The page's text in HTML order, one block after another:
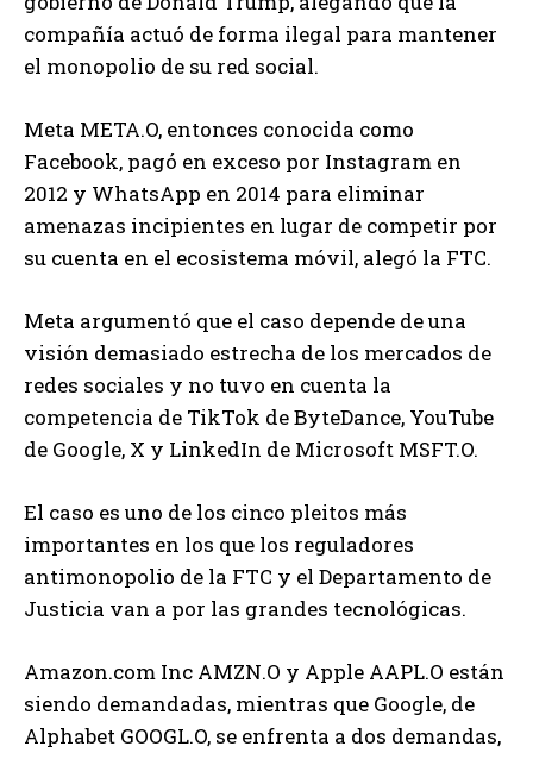
compañía actuó de forma ilegal para mantener
el monopolio de su red social.
Meta META.O, entonces conocida como
Facebook, pagó en exceso por Instagram en
2012 y WhatsApp en 2014 para eliminar
amenazas incipientes en lugar de competir por
su cuenta en el ecosistema móvil, alegó la FTC.
Meta argumentó que el caso depende de una
visión demasiado estrecha de los mercados de
redes sociales y no tuvo en cuenta la
competencia de TikTok de ByteDance, YouTube
de Google, X y LinkedIn de Microsoft MSFT.O.
El caso es uno de los cinco pleitos más
importantes en los que los reguladores
antimonopolio de la FTC y el Departamento de
Justicia van a por las grandes tecnológicas.
Amazon.com Inc AMZN.O y Apple AAPL.O están
siendo demandadas, mientras que Google, de
Alphabet GOOGL.O, se enfrenta a dos demandas,